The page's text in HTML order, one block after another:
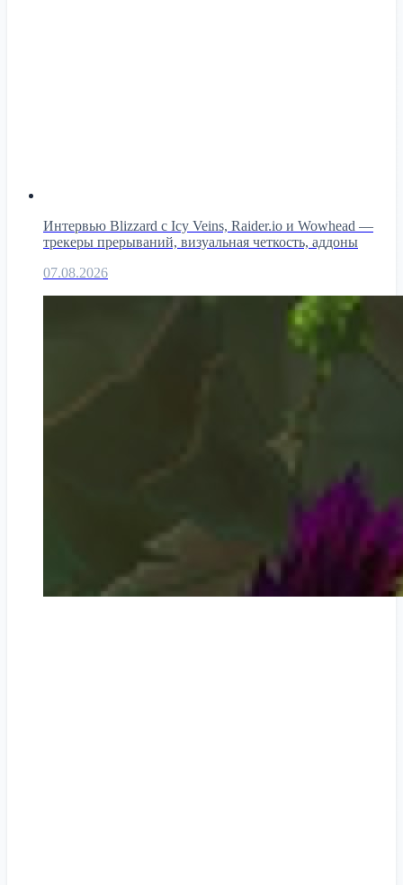
Интервью Blizzard с Icy Veins, Raider.io и Wowhead —
трекеры прерываний, визуальная четкость, аддоны
07.08.2026